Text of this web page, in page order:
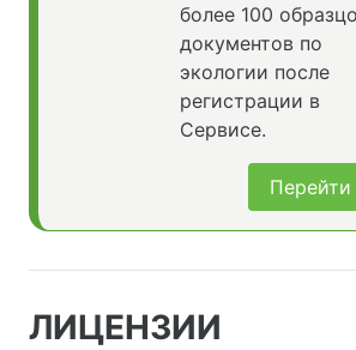
более 100
документов по
экологии после
регистрации в
Сервисе.
Перейти
ЛИЦЕНЗИИ